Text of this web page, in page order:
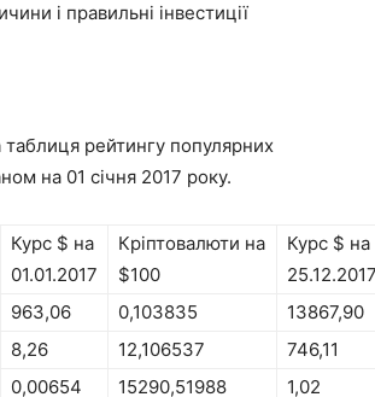
і правильні інвестиції
рейтингу популярних
на 01 січня 2017 року.
Курс $ на
01.01.2017
Кріптовалюти на
$100
Курс $ на
963,06 0,103835
13867,90
8,26 12,106537
746,11
0,00654 15290,51988
1,02